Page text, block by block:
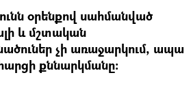
օրենքով սահմանված
և մշտական
չի առաջարկում, ապա
քննարկմանը։